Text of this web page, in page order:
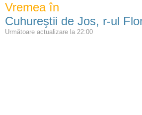
Vremea în
Cuhureştii de Jos, r-ul
Următoare actualizare la 22:00